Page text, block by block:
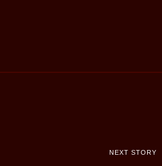
NEXT STORY